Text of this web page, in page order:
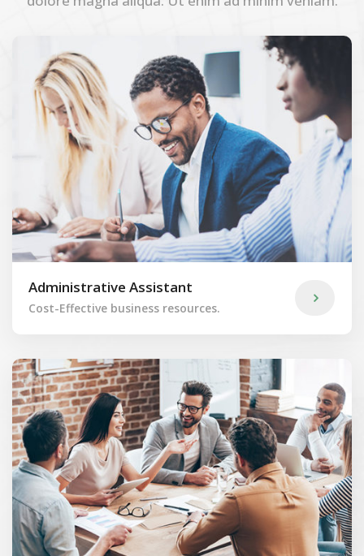
Administrative Assistant
Cost-Effective business resources.